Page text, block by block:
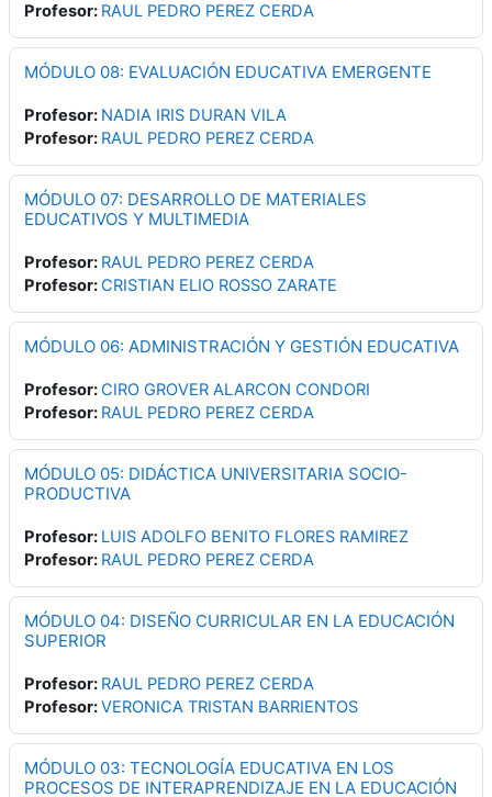
Profesor: RAUL PEDRO PEREZ CERDA
MÓDULO 08: EVALUACIÓN EDUCATIVA EMERGENTE
Profesor: NADIA IRIS DURAN VILA
Profesor: RAUL PEDRO PEREZ CERDA
MÓDULO 07: DESARROLLO DE MATERIALES
EDUCATIVOS Y MULTIMEDIA
Profesor: RAUL PEDRO PEREZ CERDA
Profesor:CRISTIAN ELIO ROSSO ZARATE
MÓDULO 06: ADMINISTRACIÓN Y GESTIÓN EDUCATIVA
Profesor:CIRO GROVER ALARCON CONDORI
Profesor: RAUL PEDRO PEREZ CERDA
MÓDULO 05: DIDÁCTICA UNIVERSITARIA SOCIO-
PRODUCTIVA
Profesor: LUIS ADOLFO BENITO FLORES RAMIREZ
Profesor: RAUL PEDRO PEREZ CERDA
MÓDULO 04: DISEÑO CURRICULAR EN LA EDUCACIÓN
SUPERIOR
Profesor: RAUL PEDRO PEREZ CERDA
Profesor:VERONICA TRISTAN BARRIENTOS
MÓDULO 03: TECNOLOGÍA EDUCATIVA EN LOS
PROCESOS DE INTERAPRENDIZAJE EN LA EDUCACIÓN